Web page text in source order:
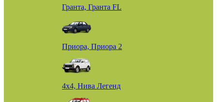
Гранта, Гранта FL
Приора, Приора 2
4х4, Нива Легенд